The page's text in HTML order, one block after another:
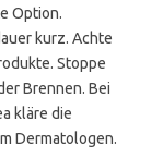
Option.
kurz. Achte
Stoppe
Brennen. Bei
kläre die
Dermatologen.